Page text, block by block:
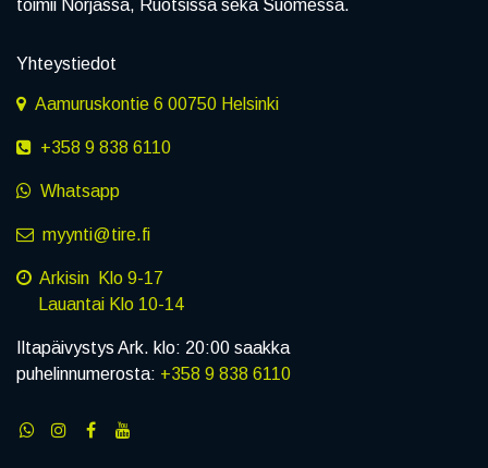
toimii Norjassa, Ruotsissa sekä Suomessa.
Yhteystiedot
Aamuruskontie 6 00750 Helsinki
+358 9 838 6110
Whatsapp
myynti@tire.fi
Arkisin Klo 9-17
Lauantai Klo 10-14
Iltapäivystys Ark. klo: 20:00 saakka
puhelinnumerosta: +358 9 838 6110